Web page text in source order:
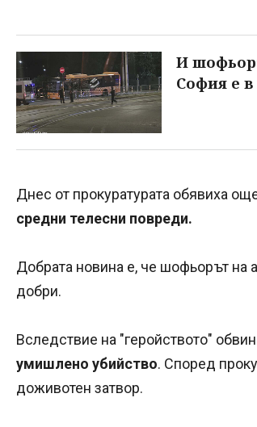
И
София е
Днес от прокуратурата обявиха
средни телесни повреди.
Добрата новина е, че шофьорът на
добри.
Вследствие на "геройството"
умишлено убийство. Според
доживотен затвор.